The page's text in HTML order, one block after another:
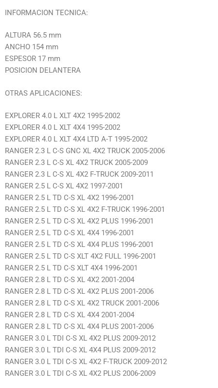
INFORMACION TECNICA:
ALTURA 56.5 mm
ANCHO 154 mm
ESPESOR 17 mm
POSICION DELANTERA
OTRAS APLICACIONES:
EXPLORER 4.0 L XLT 4X2 1995-2002
EXPLORER 4.0 L XLT 4X4 1995-2002
EXPLORER 4.0 L XLT 4X4 LTD A-T 1995-2002
RANGER 2.3 L C-S GNC XL 4X2 TRUCK 2005-2006
RANGER 2.3 L C-S XL 4X2 TRUCK 2005-2009
RANGER 2.3 L C-S XL 4X2 F-TRUCK 2009-2011
RANGER 2.5 L C-S XL 4X2 1997-2001
RANGER 2.5 L TD C-S XL 4X2 1996-2001
RANGER 2.5 L TD C-S XL 4X2 F-TRUCK 1996-2001
RANGER 2.5 L TD C-S XL 4X2 PLUS 1996-2001
RANGER 2.5 L TD C-S XL 4X4 1996-2001
RANGER 2.5 L TD C-S XL 4X4 PLUS 1996-2001
RANGER 2.5 L TD C-S XLT 4X2 FULL 1996-2001
RANGER 2.5 L TD C-S XLT 4X4 1996-2001
RANGER 2.8 L TD C-S XL 4X2 2001-2004
RANGER 2.8 L TD C-S XL 4X2 PLUS 2001-2006
RANGER 2.8 L TD C-S XL 4X2 TRUCK 2001-2006
RANGER 2.8 L TD C-S XL 4X4 2001-2004
RANGER 2.8 L TD C-S XL 4X4 PLUS 2001-2006
RANGER 3.0 L TDI C-S XL 4X2 PLUS 2009-2012
RANGER 3.0 L TDI C-S XL 4X4 PLUS 2009-2012
RANGER 3.0 L TDI C-S XL 4X2 F-TRUCK 2009-2012
RANGER 3.0 L TDI C-S XL 4X2 PLUS 2006-2009